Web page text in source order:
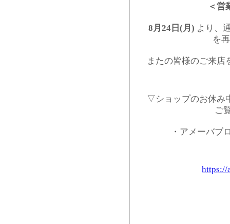
＜営
8月24日(月) より、
を
またの皆様のご来店
▽ショップのお休み
ご
・アメーバブ
https://